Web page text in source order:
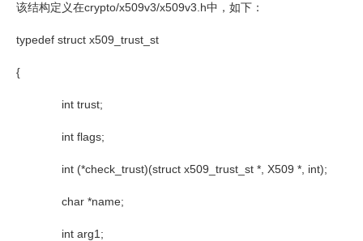
该结构定义在crypto/x509v3/x509v3.h中，如下：
typedef struct x509_trust_st
{
int trust;
int flags;
int (*check_trust)(struct x509_trust_st *, X509 *, int);
char *name;
int arg1;